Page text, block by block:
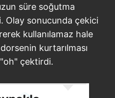
süre soğutma
Olay sonucunda çekici
kullanılamaz hale
kurtarılması
çektirdi.